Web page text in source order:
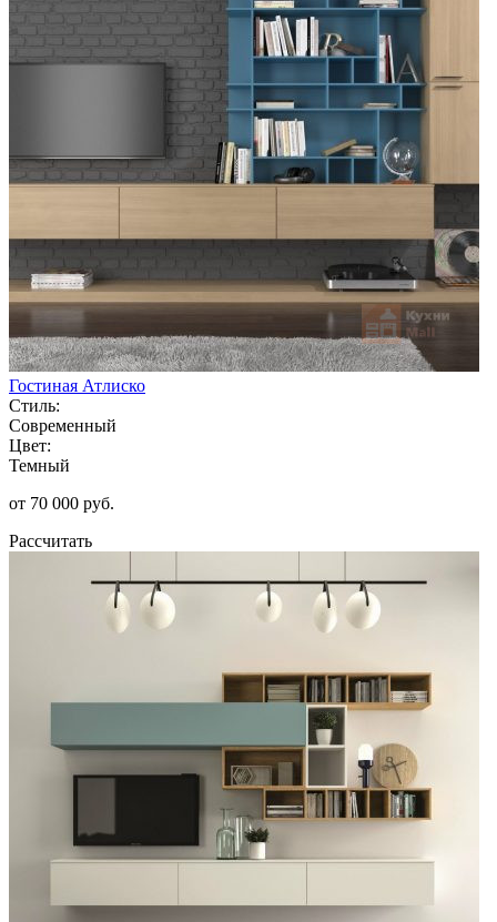
Гостиная Атлиско
Стиль:
Современный
Цвет:
Темный
от 70 000 руб.
Рассчитать